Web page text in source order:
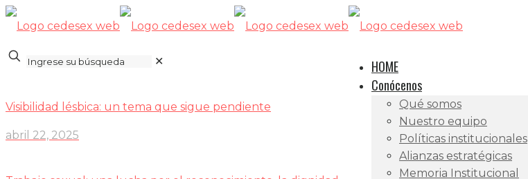
HOME
Conócenos
Qué somos
Nuestro equipo
Políticas institucionales
Alianzas estratégicas
Memoria Institucional
✕
Visibilidad lésbica: un tema que sigue pendiente
abril 22, 2025